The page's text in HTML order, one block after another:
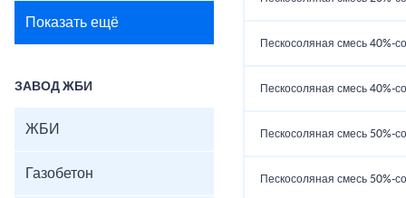
Показать ещё
ЗАВОД ЖБИ
ЖБИ
Газобетон
Пескосоляная смесь 40%-
Пескосоляная смесь 40%-
Пескосоляная смесь 50%-
Пескосоляная смесь 50%-